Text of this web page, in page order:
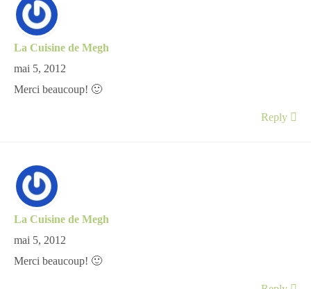
La Cuisine de Megh
mai 5, 2012
Merci beaucoup! 🙂
Reply
La Cuisine de Megh
mai 5, 2012
Merci beaucoup! 🙂